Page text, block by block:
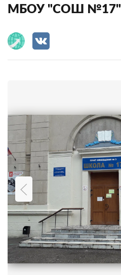
МБОУ "СОШ №17"